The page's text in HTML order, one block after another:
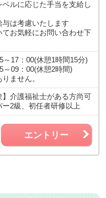
ベルに応じた手当を支給し
は考慮いたします
お気軽にお問い合わせ下
～17：00(休憩1時間15分)
～09：00(休憩2時間)
ません。
介護福祉士がある方尚可
ー2級、初任者研修以上
エントリー